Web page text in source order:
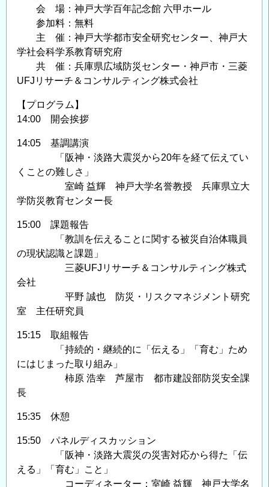
会 場：神戸大学百年記念館 六甲ホール
参加料：無料
主 催：神戸大学都市安全研究センター、神戸大
学社会科学系教育研究府
共 催：兵庫県広域防災センター・神戸市・三菱
UFJリサーチ＆コンサルティング株式会社
【プログラム】
14:00 開会挨拶
14:05 基調講演
「阪神・淡路大震災から20年を経て伝えてい
くことの難しさ」
室崎 益輝 神戸大学名誉教授 兵庫県立大
学防災教育センター長
15:00 課題報告
「教訓を伝えることに関する被災自治体職員
の現状認識と課題」
三菱UFJリサーチ＆コンサルティング株式
会社
平野 誠也 防災・リスクマネジメント研究
室 主任研究員
15:15 取組報告
「持続的・継続的に「伝える」「育む」ため
にはじまった取り組み」
柿原 浩幸 芦屋市 都市建設部防災安全課
長
15:35 休憩
15:50 パネルディスカッション
「阪神・淡路大震災の災害対応から得た「伝
える」「育む」こと」
コーディネーター：室崎 益輝 神戸大学名